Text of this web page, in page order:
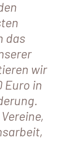
das
wir
Euro in